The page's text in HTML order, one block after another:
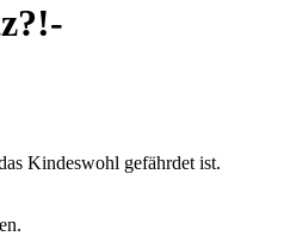
Kindeswohl gefährdet ist.